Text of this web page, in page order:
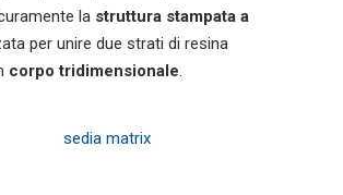
la struttura stampata a
per unire due strati di resina
corpo tridimensionale